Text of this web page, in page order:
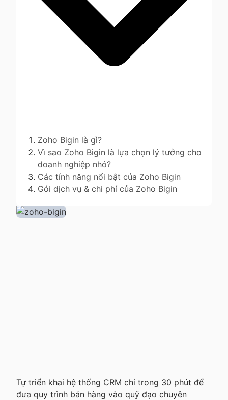
Zoho Bigin là gì?
Vì sao Zoho Bigin là lựa chọn lý tưởng cho
doanh nghiệp nhỏ?
Các tính năng nổi bật của Zoho Bigin
Gói dịch vụ & chi phí của Zoho Bigin
Tự triển khai hệ thống CRM chỉ trong 30 phút để
đưa quy trình bán hàng vào quỹ đạo chuyên